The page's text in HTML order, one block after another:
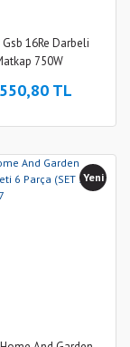
16Re Darbeli
750W
TL
Yeni